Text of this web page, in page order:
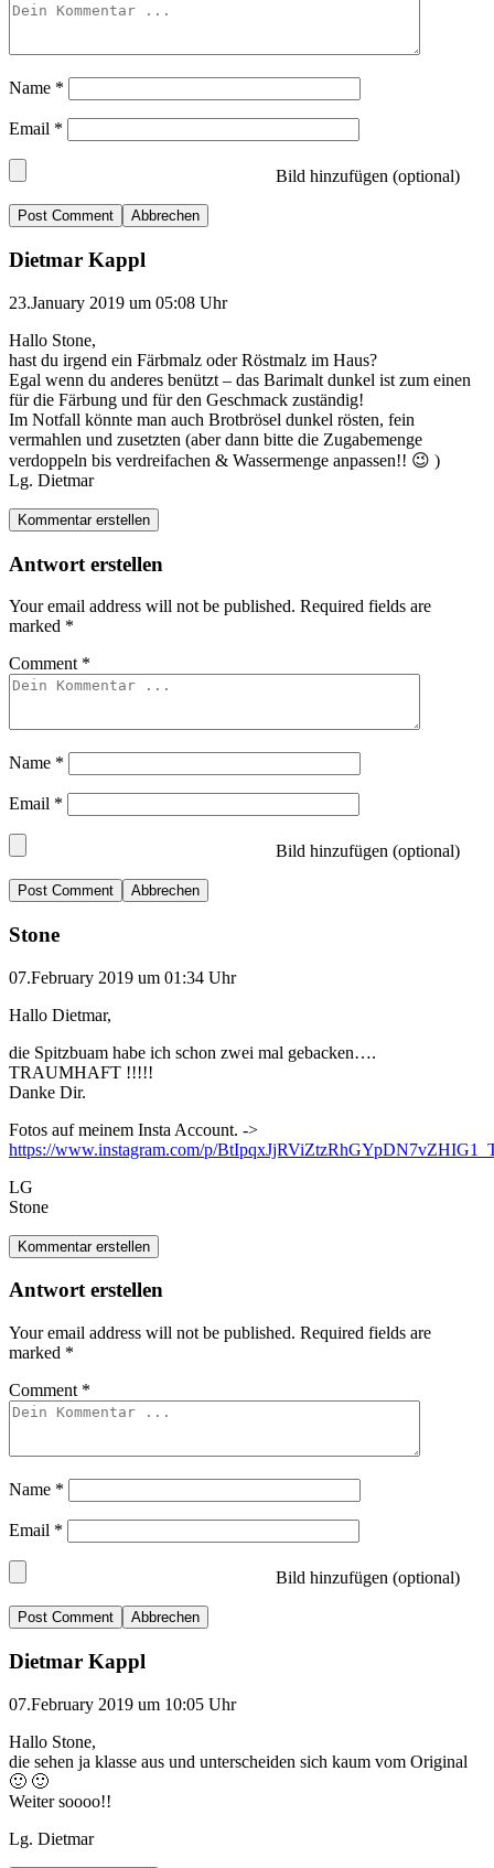
Name *
Email *
Bild hinzufügen (optional)
Abbrechen
Dietmar Kappl
23.January 2019 um 05:08 Uhr
Hallo Stone,
hast du irgend ein Färbmalz oder Röstmalz im Haus?
Egal wenn du anderes benützt – das Barimalt dunkel ist zum einen
für die Färbung und für den Geschmack zuständig!
Im Notfall könnte man auch Brotbrösel dunkel rösten, fein
vermahlen und zusetzten (aber dann bitte die Zugabemenge
verdoppeln bis verdreifachen & Wassermenge anpassen!! 😉 )
Lg. Dietmar
Kommentar erstellen
Antwort erstellen
Your email address will not be published. Required fields are
marked *
Comment *
Name *
Email *
Bild hinzufügen (optional)
Abbrechen
Stone
07.February 2019 um 01:34 Uhr
Hallo Dietmar,
die Spitzbuam habe ich schon zwei mal gebacken….
TRAUMHAFT !!!!!
Danke Dir.
Fotos auf meinem Insta Account. ->
https://www.instagram.com/p/
LG
Stone
Kommentar erstellen
Antwort erstellen
Your email address will not be published. Required fields are
marked *
Comment *
Name *
Email *
Bild hinzufügen (optional)
Abbrechen
Dietmar Kappl
07.February 2019 um 10:05 Uhr
Hallo Stone,
die sehen ja klasse aus und unterscheiden sich kaum vom Original
🙂 🙂
Weiter soooo!!
Lg. Dietmar